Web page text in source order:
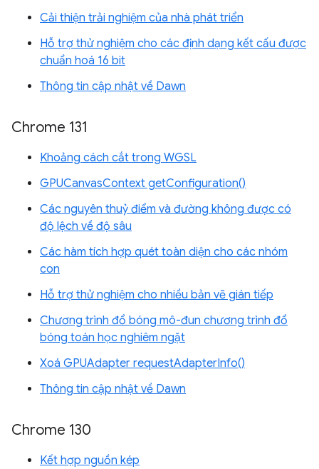
Cải thiện trải nghiệm của nhà phát triển
Hỗ trợ thử nghiệm cho các định dạng kết cấu được
chuẩn hoá 16 bit
Thông tin cập nhật về Dawn
Chrome 131
Khoảng cách cắt trong WGSL
GPUCanvasContext getConfiguration()
Các nguyên thuỷ điểm và đường không được có
độ lệch về độ sâu
Các hàm tích hợp quét toàn diện cho các nhóm
con
Hỗ trợ thử nghiệm cho nhiều bản vẽ gián tiếp
Chương trình đổ bóng mô-đun chương trình đổ
bóng toán học nghiêm ngặt
Xoá GPUAdapter requestAdapterInfo()
Thông tin cập nhật về Dawn
Chrome 130
Kết hợp nguồn kép